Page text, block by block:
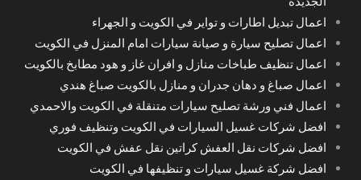
اعمال تبديل اطارات و تواير في الكويت و الجهراء
اعمال تصليح سيارة و صيانة سيارات امام المنزل في الكويت
اعمال تنظيف طباخات منازل و افران غاز و هود مطابخ بالكويت
اعمال صباغ و دهان جدران و منازل بالكويت صباغ هندي
اعمال فني ورشة تصليح سيارات متنقلة في الكويت والاحمدي
افضل شركات غسيل السيارات في الكويت وتنظيف فوري
افضل شركات نقل العفش كراتين نقل عفش في الكويت
افضل شركة غسيل سيارات و تنظيفها في الكويت